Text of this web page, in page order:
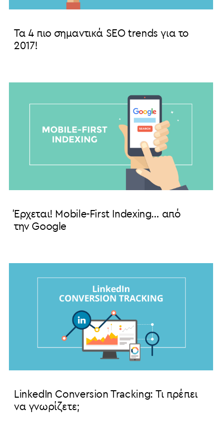
Τα 4 πιο σημαντικά SEO trends για το
2017!
Έρχεται! Mobile-First Indexing… από
την Google
LinkedIn Conversion Tracking: Τι πρέπει
να γνωρίζετε;